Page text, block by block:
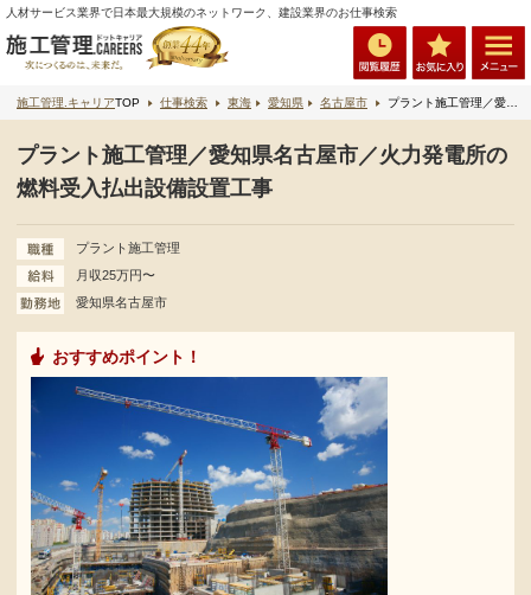
人材サービス業界で日本最大規模のネットワーク、建設業界のお仕事検索
施工管理.キャリアTOP 仕事検索 東海 愛知県 名古屋市 プラント施工管理／愛知県名古屋市／火力発電所の燃料受入払出設備設置工事
プラント施工管理／愛知県名古屋市／火力発電所の
燃料受入払出設備設置工事
プラント施工管理
月収25万円〜
愛知県名古屋市
おすすめポイント！